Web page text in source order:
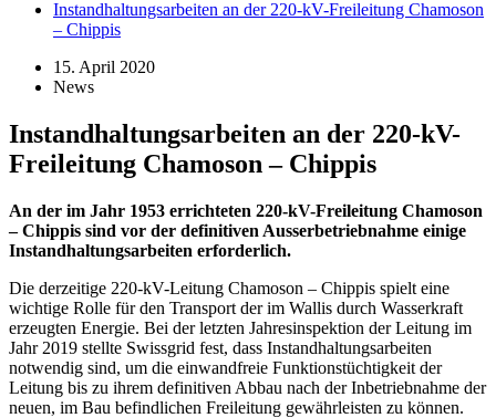
Instandhaltungsarbeiten an der 220-kV-Freileitung Chamoson
– Chippis
15. April 2020
News
Instandhaltungsarbeiten an der 220-kV-
Freileitung Chamoson – Chippis
An der im Jahr 1953 errichteten 220-kV-Freileitung Chamoson
– Chippis sind vor der definitiven Ausserbetriebnahme einige
Instandhaltungsarbeiten erforderlich.
Die derzeitige 220-kV-Leitung Chamoson – Chippis spielt eine
wichtige Rolle für den Transport der im Wallis durch Wasserkraft
erzeugten Energie. Bei der letzten Jahresinspektion der Leitung im
Jahr 2019 stellte Swissgrid fest, dass Instandhaltungsarbeiten
notwendig sind, um die einwandfreie Funktionstüchtigkeit der
Leitung bis zu ihrem definitiven Abbau nach der Inbetriebnahme der
neuen, im Bau befindlichen Freileitung gewährleisten zu können.